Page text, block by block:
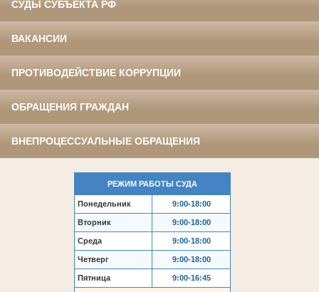
СУДЫ СУБЪЕКТА РФ
ВАКАНСИИ
ПРОТИВОДЕЙСТВИЕ КОРРУПЦИИ
ОБРАЩЕНИЯ ГРАЖДАН
ВНЕПРОЦЕССУАЛЬНЫЕ ОБРАЩЕНИЯ
РЕЖИМ РАБОТЫ СУДА
Понедельник 9:00-18:00
Вторник 9:00-18:00
Среда 9:00-18:00
Четверг 9:00-18:00
Пятница 9:00-16:45